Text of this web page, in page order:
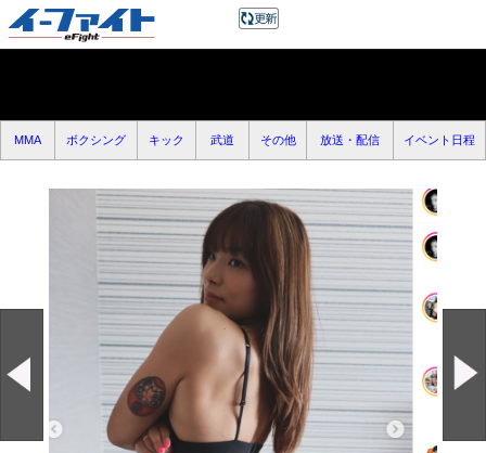
MMA ボクシング キック 武道 その他 放送・配信 イベント日程